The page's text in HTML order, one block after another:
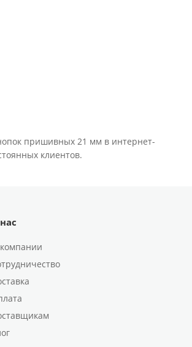
пришивных 21 мм в интернет-
клиентов.